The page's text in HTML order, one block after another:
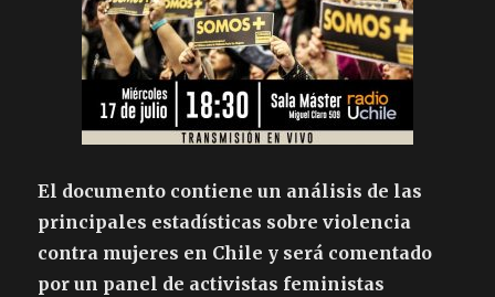
El documento contiene un análisis de las
principales estadísticas sobre violencia
contra mujeres en Chile y será comentado
por un panel de activistas feministas